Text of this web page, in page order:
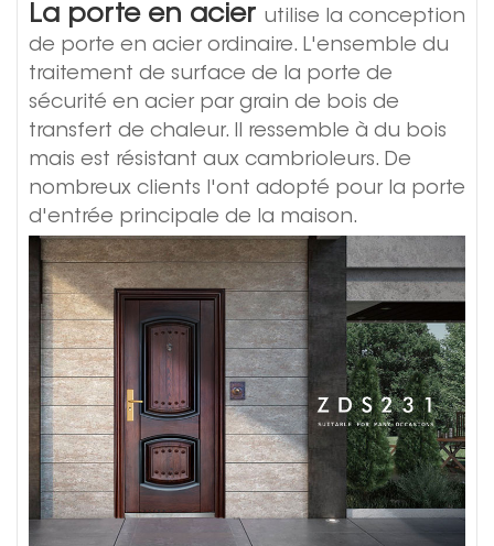
La porte en acier utilise la conception
de porte en acier ordinaire. L'ensemble du
traitement de surface de la porte de
sécurité en acier par grain de bois de
transfert de chaleur. Il ressemble à du bois
mais est résistant aux cambrioleurs. De
nombreux clients l'ont adopté pour la porte
d'entrée principale de la maison.